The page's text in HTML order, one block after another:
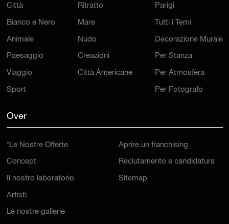
Città
Bianco e Nero
Animale
Paesaggio
Viaggio
Sport
Ritratto
Mare
Nudo
Creazioni
Città Americane
Parigi
Tutti i Temi
Decorazione Murale
Per Stanza
Per Atmosfera
Per Fotografo
Over
*Le Nostre Offerte
Concept
Il nostro laboratorio
Artisti
Le nostre gallerie
Aprire un franchising
Reclutamento e candidatura
Sitemap